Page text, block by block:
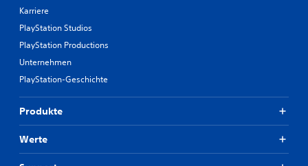
Karriere
PlayStation Studios
PlayStation Productions
Unternehmen
PlayStation-Geschichte
Produkte
Werte